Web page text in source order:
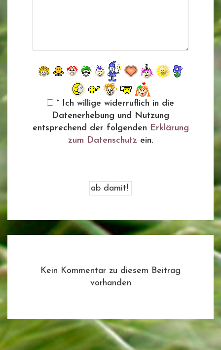
* Ich willige widerruflich in die
Datenerhebung und Nutzung
entsprechend der folgenden Erklärung
zum Datenschutz ein.
Kein Kommentar zu diesem Beitrag
vorhanden